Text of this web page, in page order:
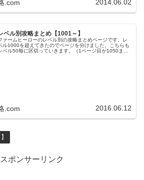
.com 2014.06.02
ベル別攻略まとめ【1001～】
ァームヒーローのレベル別の攻略まとめページです。レ
ル1000を超えてきたのでページを分けました。こちらも
ベル50毎に区切っていきます。（1ページ目が1050ま
.com 2016.06.12
スポンサーリンク